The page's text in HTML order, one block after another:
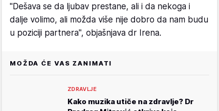
"Dešava se da ljubav prestane, ali i da nekoga i
dalje volimo, ali možda više nije dobro da nam budu
u poziciji partnera", objašnjava dr Irena.
MOŽDA ĆE VAS ZANIMATI
ZDRAVLJE
Kako muzika utiče na zdravlje? Dr